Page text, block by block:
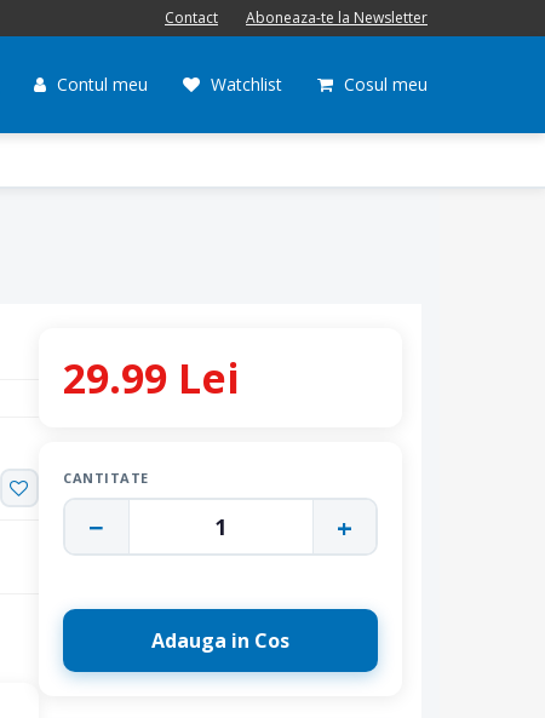
Contact Aboneaza-te la Newsletter
Contul meu Watchlist Cosul meu
29.99 Lei
CANTITATE
− 1 +
Adauga in Cos